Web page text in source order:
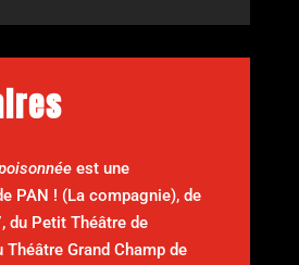
est une
PAN ! (La compagnie), de
du Petit Théâtre de
Théâtre Grand Champ de